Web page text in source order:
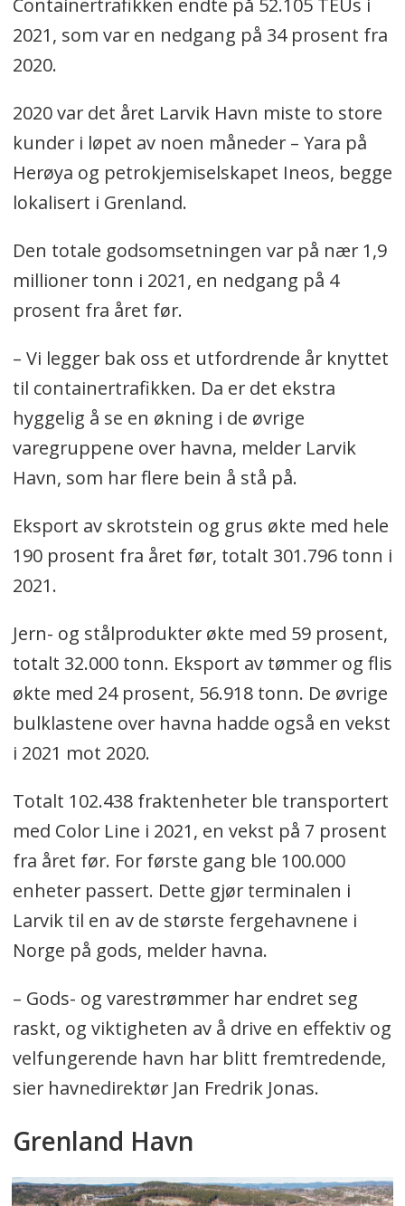
Containertrafikken endte på 52.105 TEUs i
2021, som var en nedgang på 34 prosent fra
2020.
2020 var det året Larvik Havn miste to store
kunder i løpet av noen måneder – Yara på
Herøya og petrokjemiselskapet Ineos, begge
lokalisert i Grenland.
Den totale godsomsetningen var på nær 1,9
millioner tonn i 2021, en nedgang på 4
prosent fra året før.
– Vi legger bak oss et utfordrende år knyttet
til containertrafikken. Da er det ekstra
hyggelig å se en økning i de øvrige
varegruppene over havna, melder Larvik
Havn, som har flere bein å stå på.
Eksport av skrotstein og grus økte med hele
190 prosent fra året før, totalt 301.796 tonn i
2021.
Jern- og stålprodukter økte med 59 prosent,
totalt 32.000 tonn. Eksport av tømmer og flis
økte med 24 prosent, 56.918 tonn. De øvrige
bulklastene over havna hadde også en vekst
i 2021 mot 2020.
Totalt 102.438 fraktenheter ble transportert
med Color Line i 2021, en vekst på 7 prosent
fra året før. For første gang ble 100.000
enheter passert. Dette gjør terminalen i
Larvik til en av de største fergehavnene i
Norge på gods, melder havna.
– Gods- og varestrømmer har endret seg
raskt, og viktigheten av å drive en effektiv og
velfungerende havn har blitt fremtredende,
sier havnedirektør Jan Fredrik Jonas.
Grenland Havn